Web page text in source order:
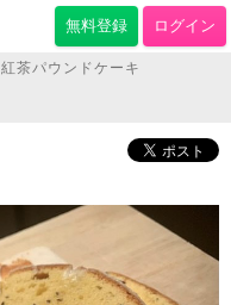
無料登録 ログイン
紅茶パウンドケーキ